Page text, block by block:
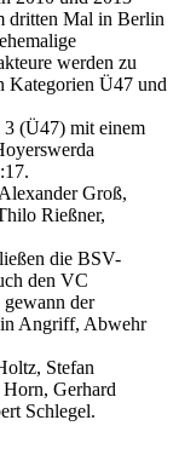
dritten Mal in Berlin
werden zu
Kategorien Ü47 und
3 (Ü47) mit einem
Groß,
Rießner,
die BSV-
den VC
der
in Angriff, Abwehr
Stefan
Gerhard
Schlegel.